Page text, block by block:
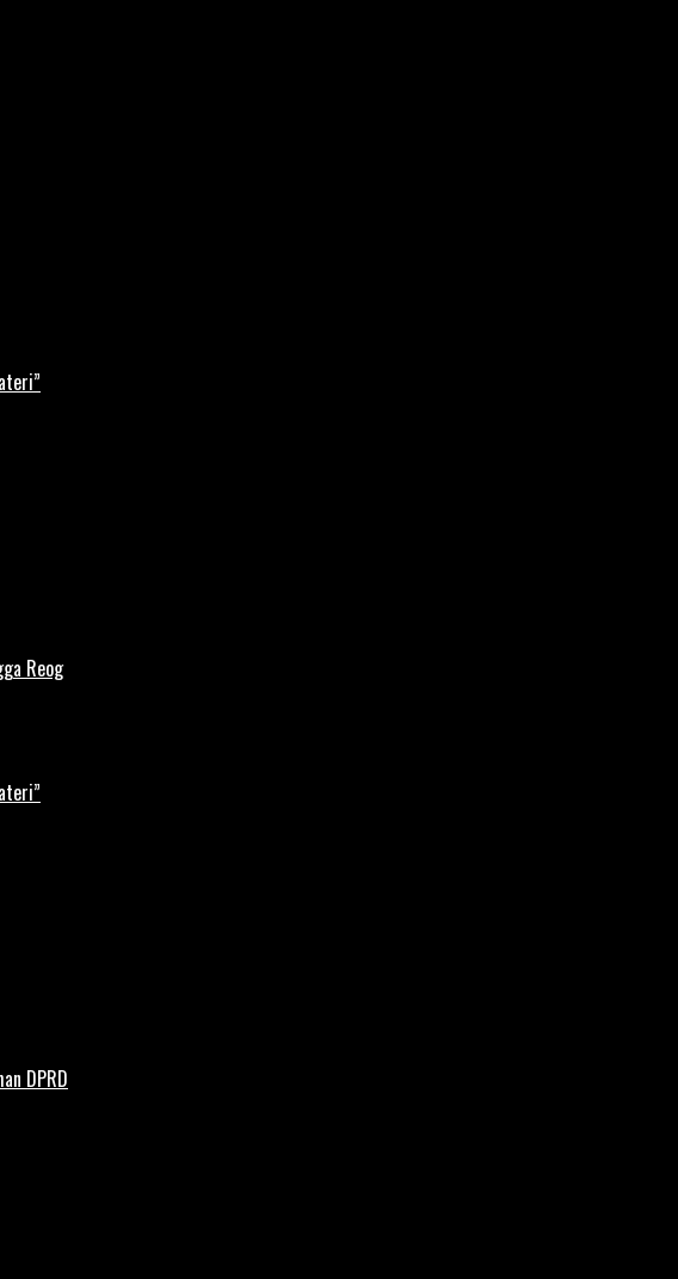
Reog
DPRD